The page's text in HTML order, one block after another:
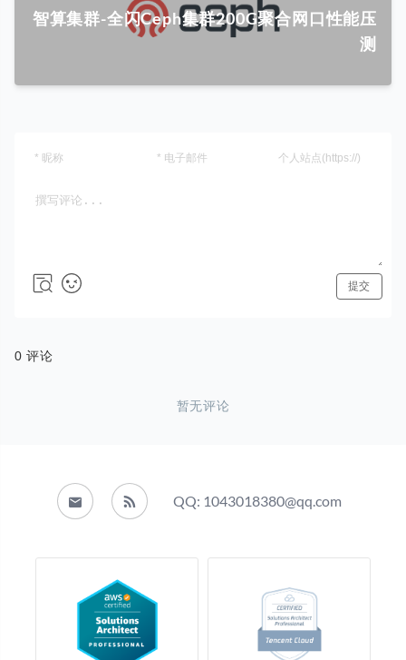
智算集群-全闪Ceph集群200G聚合网口性能压
测
QQ: 1043018380@qq.com